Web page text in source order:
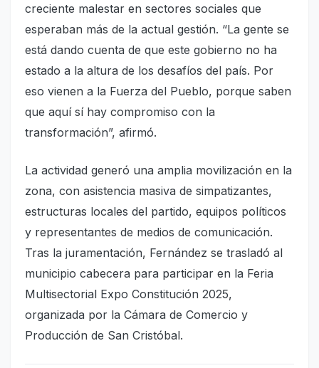
creciente malestar en sectores sociales que
esperaban más de la actual gestión. “La gente se
está dando cuenta de que este gobierno no ha
estado a la altura de los desafíos del país. Por
eso vienen a la Fuerza del Pueblo, porque saben
que aquí sí hay compromiso con la
transformación”, afirmó.
La actividad generó una amplia movilización en la
zona, con asistencia masiva de simpatizantes,
estructuras locales del partido, equipos políticos
y representantes de medios de comunicación.
Tras la juramentación, Fernández se trasladó al
municipio cabecera para participar en la Feria
Multisectorial Expo Constitución 2025,
organizada por la Cámara de Comercio y
Producción de San Cristóbal.